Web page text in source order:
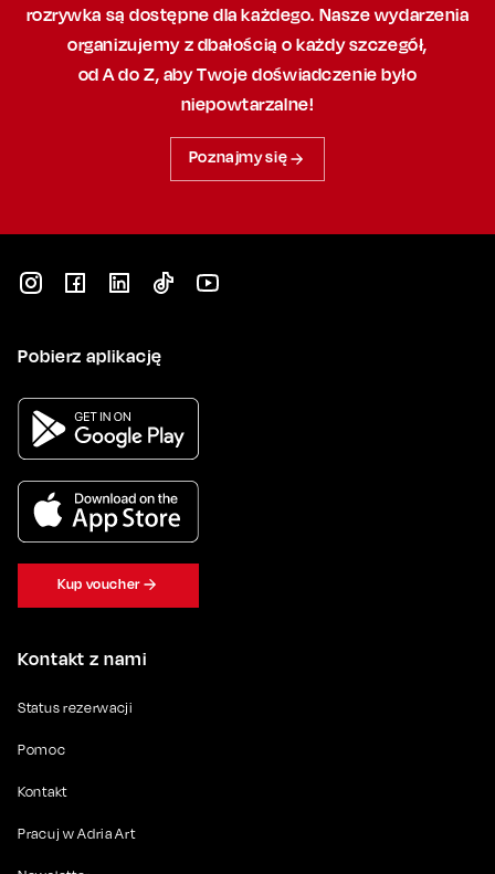
rozrywka są dostępne dla każdego. Nasze wydarzenia
organizujemy z dbałością o każdy szczegół,
od A do Z, abyTwoje doświadczenie było
niepowtarzalne!
Poznajmy się
Kontakt z nami
Status rezerwacji
Pomoc
Kontakt
Pracuj w Adria Art
Pobierz aplikację
Kup voucher